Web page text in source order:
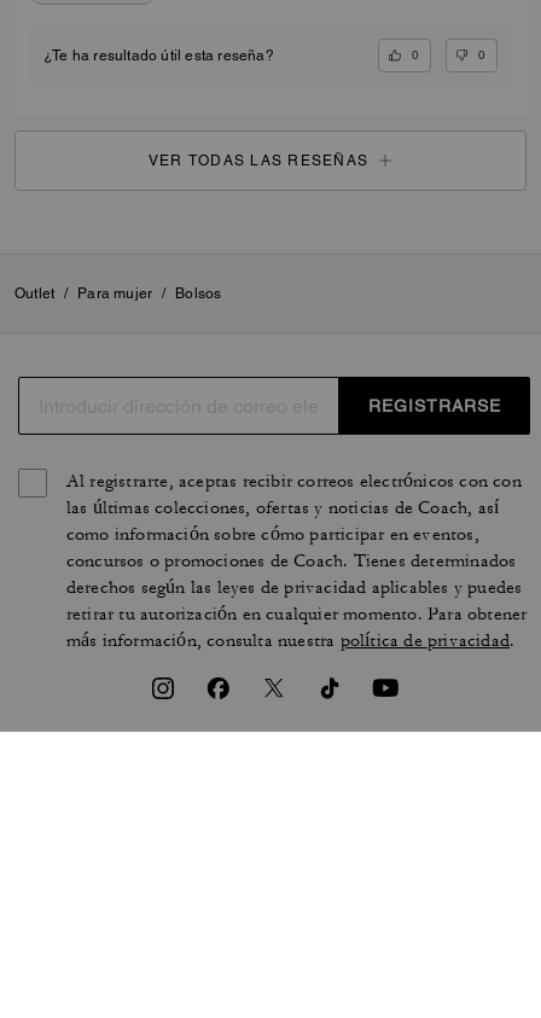
¿Te ha resultado útil esta reseña? 0 0
VER TODAS LAS RESEÑAS
Outlet / Para mujer / Bolsos
REGISTRARSE
Al registrarte, aceptas recibir correos electrónicos con con
las últimas colecciones, ofertas y noticias de Coach, así
como información sobre cómo participar en eventos,
concursos o promociones de Coach. Tienes determinados
derechos según las leyes de privacidad aplicables y puedes
retirar tu autorización en cualquier momento. Para obtener
más información, consulta nuestra política de privacidad.